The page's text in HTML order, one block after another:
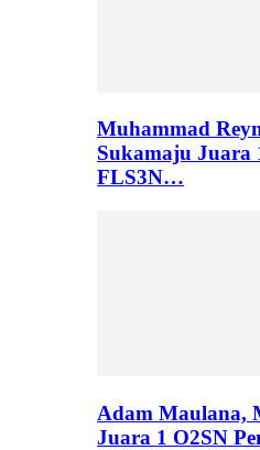
Muhammad
Sukamaju Juara
FLS3N…
Adam Maulana,
Juara 1 O2SN